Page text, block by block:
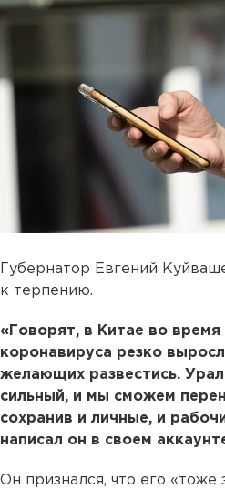
Губернатор Евгений
к терпению.
«Говорят, в Китае во время
коронавируса резко
желающих развестись.
сильный, и мы сможем
сохранив и личные, и
написал он в своем
Он признался, что его «тоже